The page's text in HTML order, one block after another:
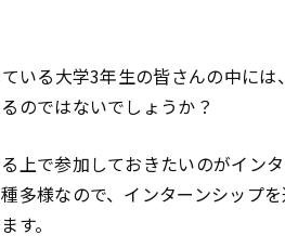
いる大学3年生の皆さんの中に
のではないでしょうか？
上で参加しておきたいのがイン
多様なので、インターンシップ
す。